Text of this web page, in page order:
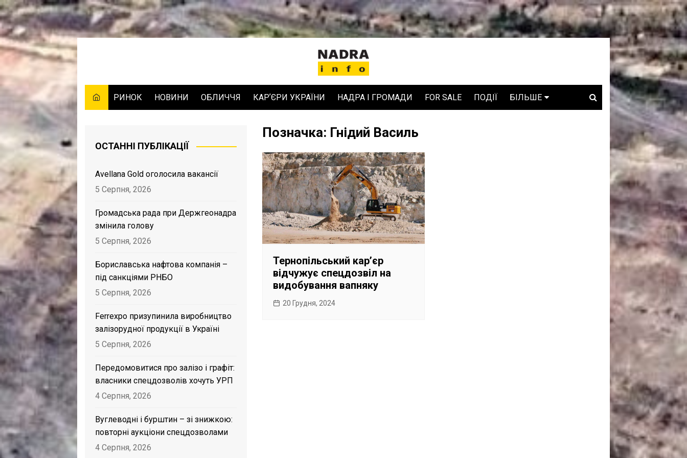
Skip
to
РИНОК НОВИНИ ОБЛИЧЧЯ КАРʼЄРИ УКРАЇНИ НАДРА І ГРОМАДИ FOR SALE ПОДІЇ БІЛЬШЕ
Позначка: Гнідий Василь
Тернопільський карʼєр
відчужує спецдозвіл на
видобування вапняку
20 Грудня, 2024
ОСТАННІ ПУБЛІКАЦІЇ
Avellana Gold оголосила вакансії
5 Серпня, 2026
Громадська рада при Держгеонадра
змінила голову
5 Серпня, 2026
Бориславська нафтова компанія –
під санкціями РНБО
5 Серпня, 2026
Ferrexpo призупинила виробництво
залізорудної продукції в Україні
5 Серпня, 2026
Передомовитися про залізо і графіт:
власники спецдозволів хочуть УРП
4 Серпня, 2026
Вуглеводні і бурштин – зі знижкою:
повторні аукціони спецдозволами
4 Серпня, 2026